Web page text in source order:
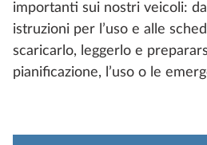
importanti sui nostri veicoli:
istruzioni per l’uso e alle
scaricarlo, leggerlo e
pianificazione, l’uso o le